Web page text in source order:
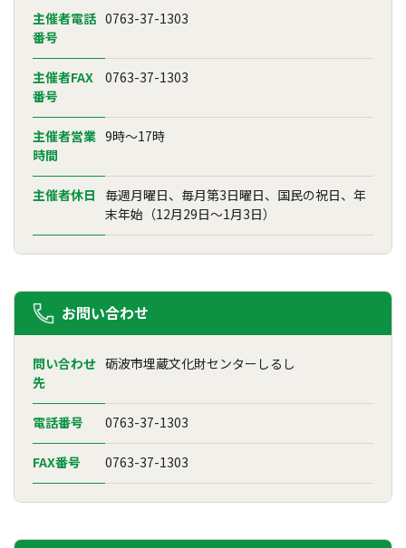
主催者電話
番号
0763-37-1303
主催者FAX
番号
0763-37-1303
主催者営業
時間
9時～17時
主催者休日
毎週月曜日、毎月第3日曜日、国民の祝日、年
末年始（12月29日～1月3日）
お問い合わせ
問い合わせ
先
砺波市埋蔵文化財センターしるし
電話番号 0763-37-1303
FAX番号 0763-37-1303